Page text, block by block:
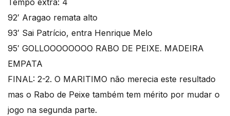
Tempo extra: 4
92′ Aragao remata alto
93′ Sai Patrício, entra Henrique Melo
95′ GOLLOOOOOOOO RABO DE PEIXE. MADEIRA
EMPATA
FINAL: 2-2. O MARITIMO não merecia este resultado
mas o Rabo de Peixe também tem mérito por mudar o
jogo na segunda parte.